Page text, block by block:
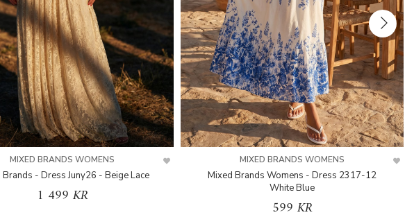
MIXED BRANDS WOMENS
Brands - Dress Juny26 - Beige Lace
1 499 KR
MIXED BRANDS WOMENS
Mixed Brands Womens - Dress 2317-12
White Blue
599 KR